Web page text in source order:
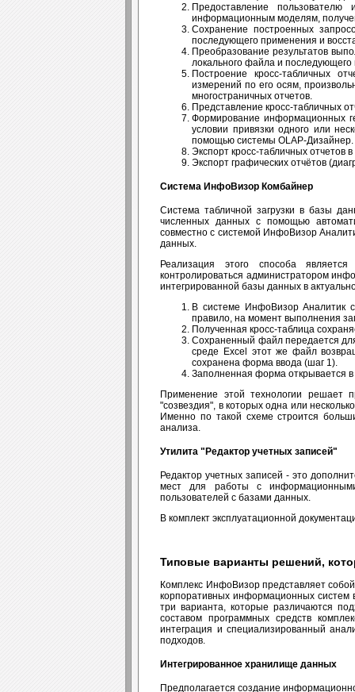
Предоставление пользователю
информационным моделям,
Сохранение построенных
последующего применения и
Преобразование результатов
локального файла и последующего
Построение кросс-табличных
измерений по его осям,
многостраничных отчетов.
Представление кросс-табличных
Формирование информационных
условии привязки одного или
помощью системы OLAP-Дизайнер.
Экспорт кросс-табличных отчетов
Экспорт графических отчётов
Система ИнфоВизор Комбайнер
Система табличной загрузки в базы
численных данных с помощью
совместно с системой ИнфоВизор
данных.
Реализация этого способа
контролироваться администратором
интегрированной базы данных в
В системе ИнфоВизор Аналитик
правило, на момент выполнения
Полученная кросс-таблица
Сохраненный файл передается
среде Excel этот же файл
сохранена форма ввода (шаг 1).
Заполненная форма открывается
Применение этой технологии решает
"созвездия", в которых одна или
Именно по такой схеме строится
анализа.
Утилита "Редактор учетных записей"
Редактор учетных записей - это
мест для работы с
пользователей с базами данных.
В комплект эксплуатационной
Типовые варианты решений,
Комплекс ИнфоВизор представляет
корпоративных информационных
три варианта, которые различаются
составом программных средств
интеграция и специализированный
подходов.
Интегрированное хранилище данных
Предполагается создание